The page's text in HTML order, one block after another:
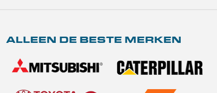
ALLEEN DE BESTE MERKEN